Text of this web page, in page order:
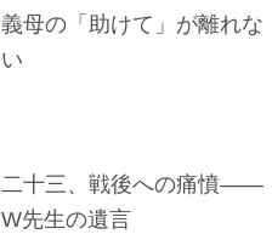
義母の「助けて」が離れな
い
二十三、戦後への痛憤――
W先生の遺言